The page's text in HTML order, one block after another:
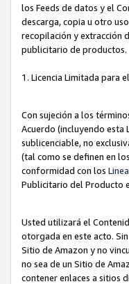
los Feeds de datos y el
descarga, copia u otro
recopilación y extracción
publicitario de productos.
1. Licencia Limitada para
Con sujeción a los
Acuerdo (incluyendo esta
sublicenciable, no
(tal como se definen en los
conformidad con los
Publicitario del Producto
Usted utilizará el
otorgada en este acto.
Sitio de Amazon y no
no sea de un Sitio de
contener enlaces a sitios